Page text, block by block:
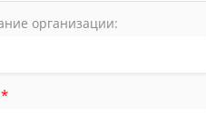
организации:
*